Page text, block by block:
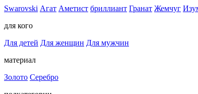
Swarovski Агат Аметист бриллиант Гранат Жемчуг
для кого
Для детей Для женщин Для мужчин
материал
Золото Серебро